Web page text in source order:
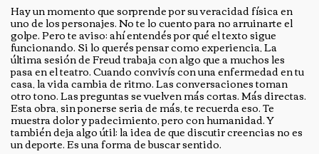
Hay un momento que sorprende por su veracidad física en
uno de los personajes. No te lo cuento para no arruinarte el
golpe. Pero te aviso: ahí entendés por qué el texto sigue
funcionando. Si lo querés pensar como experiencia, La
última sesión de Freud trabaja con algo que a muchos les
pasa en el teatro. Cuando convivís con una enfermedad en tu
casa, la vida cambia de ritmo. Las conversaciones toman
otro tono. Las preguntas se vuelven más cortas. Más directas.
Esta obra, sin ponerse seria de más, te recuerda eso. Te
muestra dolor y padecimiento, pero con humanidad. Y
también deja algo útil: la idea de que discutir creencias no es
un deporte. Es una forma de buscar sentido.